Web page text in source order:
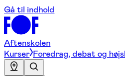
Gå til indhold
Aftenskolen
Kurser Foredrag, debat og